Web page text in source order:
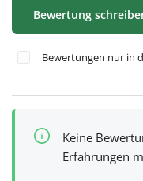
Bewertung
Bewertungen nur in
Keine
Erfahrungen